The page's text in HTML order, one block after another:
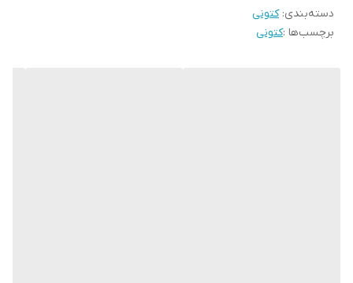
دسته‌بندی:کتونی
برچسب‌ها :کتونی